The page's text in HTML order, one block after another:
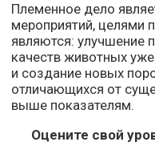
Племенное дело
мероприятий, целями
являются: улучшение
качеств животных
и создание новых
отличающихся от
выше показателям.
Оцените свой